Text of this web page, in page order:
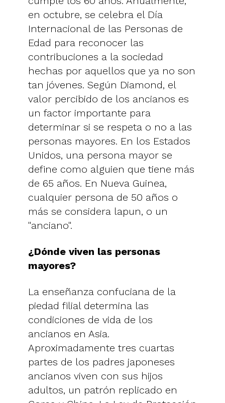
en octubre, se celebra el Día
Internacional de las Personas de
Edad para reconocer las
contribuciones a la sociedad
hechas por aquellos que ya no son
tan jóvenes. Según Diamond, el
valor percibido de los ancianos es
un factor importante para
determinar si se respeta o no a las
personas mayores. En los Estados
Unidos, una persona mayor se
define como alguien que tiene más
de 65 años. En Nueva Guinea,
cualquier persona de 50 años o
más se considera lapun, o un
"anciano".
¿Dónde viven las personas
mayores?
La enseñanza confuciana de la
piedad filial determina las
condiciones de vida de los
ancianos en Asia.
Aproximadamente tres cuartas
partes de los padres japoneses
ancianos viven con sus hijos
adultos, un patrón replicado en